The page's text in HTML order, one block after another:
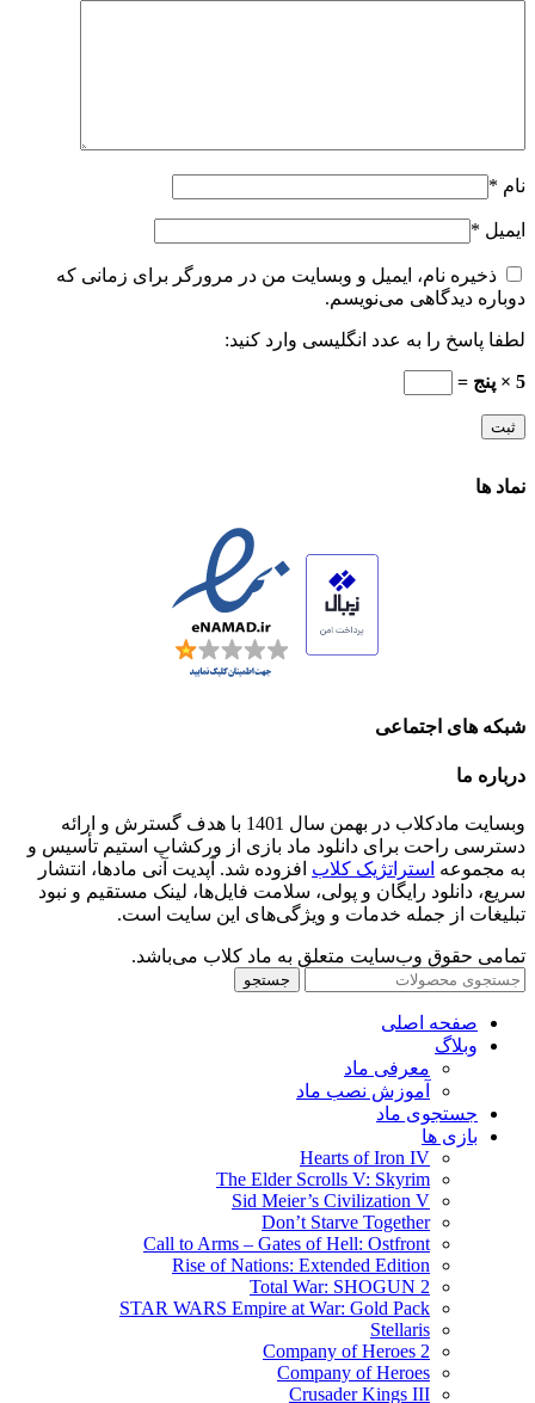
نام *
ایمیل *
ذخیره نام، ایمیل و وبسایت من در مرورگر برای زمانی که
دوباره دیدگاهی می‌نویسم.
لطفا پاسخ را به عدد انگلیسی وارد کنید:
5 × پنج =
نماد ها
شبکه های اجتماعی
درباره ما
وبسایت مادکلاب در بهمن سال 1401 با هدف گسترش و ارائه
دسترسی راحت برای دانلود ماد بازی از ورکشاپ استیم تأسیس و
به مجموعه استراتژیک کلاب افزوده شد. آپدیت آنی مادها، انتشار
سریع، دانلود رایگان و پولی، سلامت فایل‌ها، لینک مستقیم و نبود
تبلیغات از جمله خدمات و ویژگی‌های این سایت است.
تمامی حقوق وب‌سایت متعلق به ماد کلاب می‌باشد.
جستجو
صفحه اصلی
وبلاگ
معرفی ماد
آموزش نصب ماد
جستجوی ماد
بازی ها
Hearts of Iron IV
The Elder Scrolls V: Skyrim
Sid Meier’s Civilization V
Don’t Starve Together
Call to Arms – Gates of Hell: Ostfront
Rise of Nations: Extended Edition
Total War: SHOGUN 2
STAR WARS Empire at War: Gold Pack
Stellaris
Company of Heroes 2
Company of Heroes
Crusader Kings III